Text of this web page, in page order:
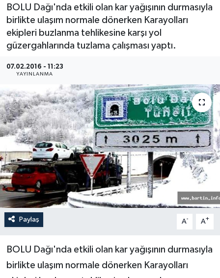
BOLU Dağı'nda etkili olan kar yağışının durmasıyla
birlikte ulaşım normale dönerken Karayolları
ekipleri buzlanma tehlikesine karşı yol
güzergahlarında tuzlama çalışması yaptı.
07.02.2016 - 11:23
YAYINLANMA
Paylaş A- A+
BOLU Dağı'nda etkili olan kar yağışının durmasıyla
birlikte ulaşım normale dönerken Karayolları
Medya
Sağlık
Sinema
Sivil Toplum
Siyaset
Spor
Tarım
Turizm
Yaşam
DÜNYA